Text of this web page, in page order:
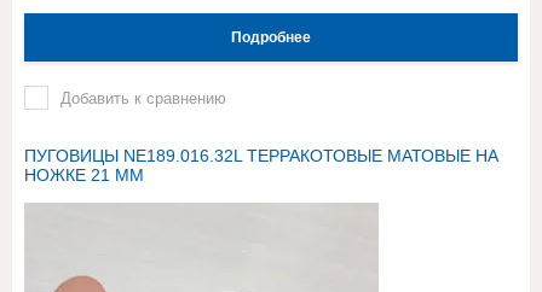
Подробнее
Добавить к сравнению
ПУГОВИЦЫ NE189.016.32L ТЕРРАКОТОВЫЕ МАТОВЫЕ НА
НОЖКЕ 21 ММ